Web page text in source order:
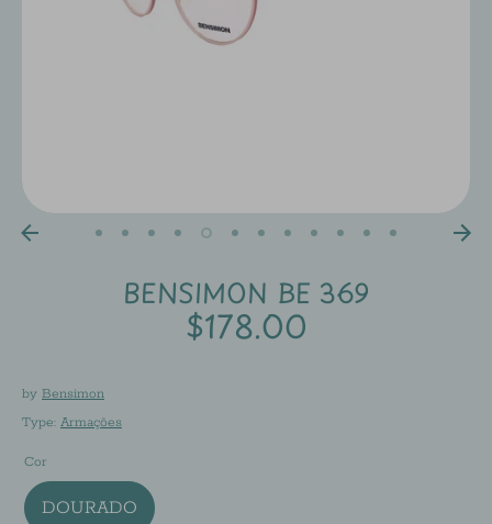
BENSIMON BE 369
$178.00
by Bensimon
Type: Armações
Cor
DOURADO